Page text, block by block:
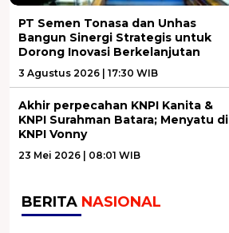
PT Semen Tonasa dan Unhas
Bangun Sinergi Strategis untuk
Dorong Inovasi Berkelanjutan
3 Agustus 2026 | 17:30 WIB
Akhir perpecahan KNPI Kanita &
KNPI Surahman Batara; Menyatu di
KNPI Vonny
23 Mei 2026 | 08:01 WIB
BERITA NASIONAL